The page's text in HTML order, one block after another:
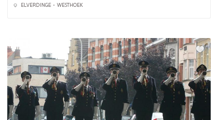
ELVERDINGE - WESTHOEK